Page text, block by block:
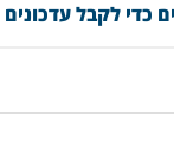
כדי לקבל